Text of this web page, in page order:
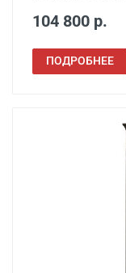
104 800 р.
ПОДРОБНЕЕ